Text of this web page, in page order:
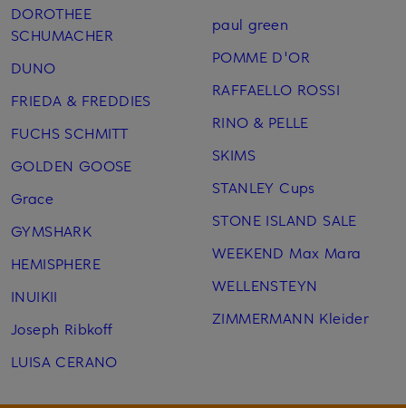
DOROTHEE
SCHUMACHER
DUNO
FRIEDA & FREDDIES
FUCHS SCHMITT
GOLDEN GOOSE
Grace
GYMSHARK
HEMISPHERE
INUIKII
Joseph Ribkoff
LUISA CERANO
paul green
POMME D'OR
RAFFAELLO ROSSI
RINO & PELLE
SKIMS
STANLEY Cups
STONE ISLAND SALE
WEEKEND Max Mara
WELLENSTEYN
ZIMMERMANN Kleider